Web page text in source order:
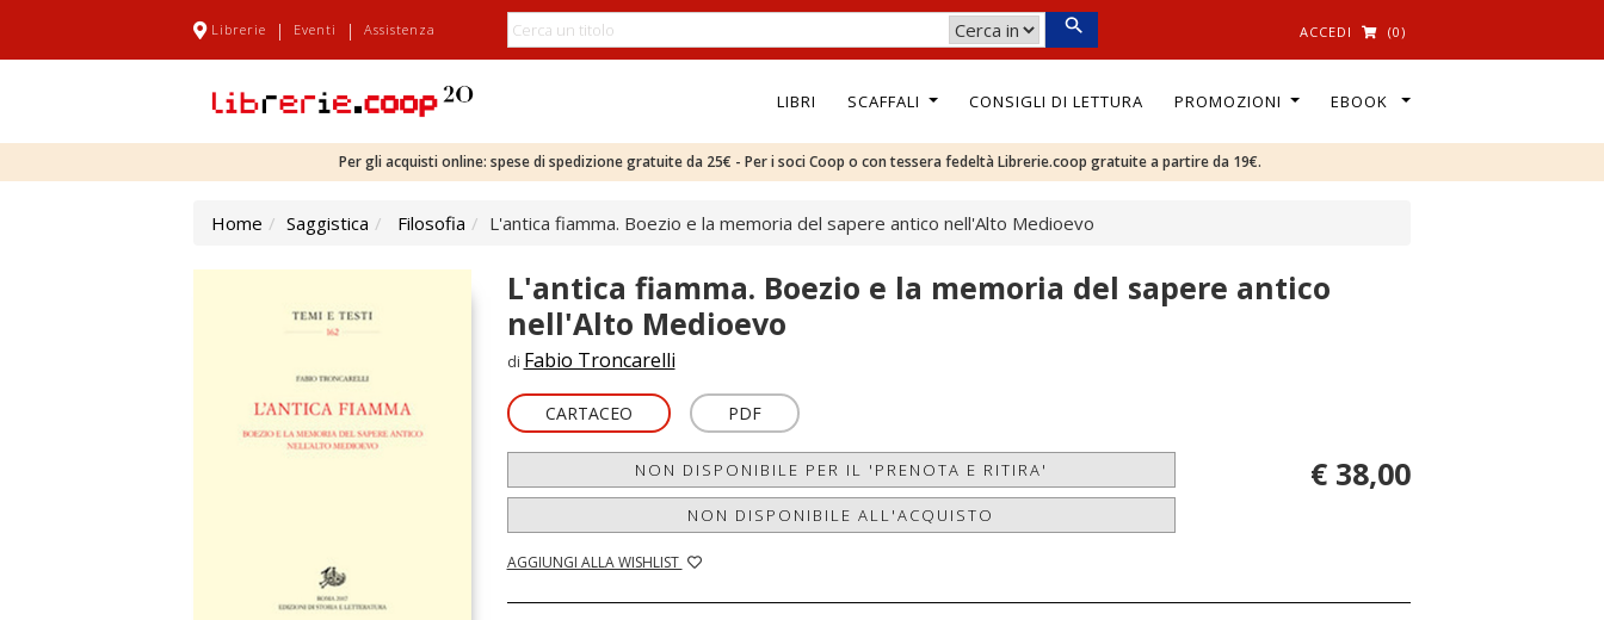
Librerie | Eventi | Assistenza ACCEDI (0)
LIBRI SCAFFALI CONSIGLI DI LETTURA PROMOZIONI EBOOK
Per gli acquisti online: spese di spedizione gratuite da 25€ - Per i soci Coop o con tessera fedeltà Librerie.coop gratuite a partire da 19€.
Home Saggistica Filosofia L'antica fiamma. Boezio e la memoria del sapere antico nell'Alto Medioevo
L'antica fiamma. Boezio e la memoria del sapere antico
nell'Alto Medioevo
di Fabio Troncarelli
CARTACEO PDF
NON DISPONIBILE PER IL 'PRENOTA E RITIRA'
NON DISPONIBILE ALL'ACQUISTO
AGGIUNGI ALLA WISHLIST
€ 38,00